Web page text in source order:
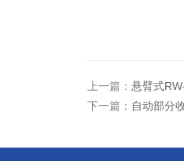
上一篇： 悬臂式
下一篇： 自动部分